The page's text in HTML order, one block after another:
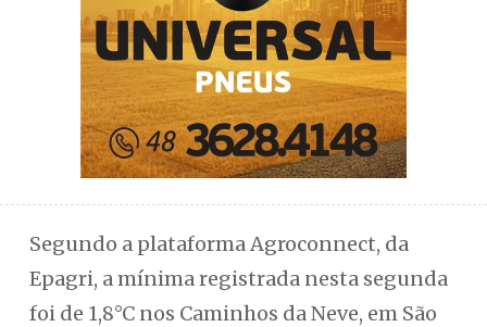
Segundo a plataforma Agroconnect, da
Epagri, a mínima registrada nesta segunda
foi de 1,8°C nos Caminhos da Neve, em São